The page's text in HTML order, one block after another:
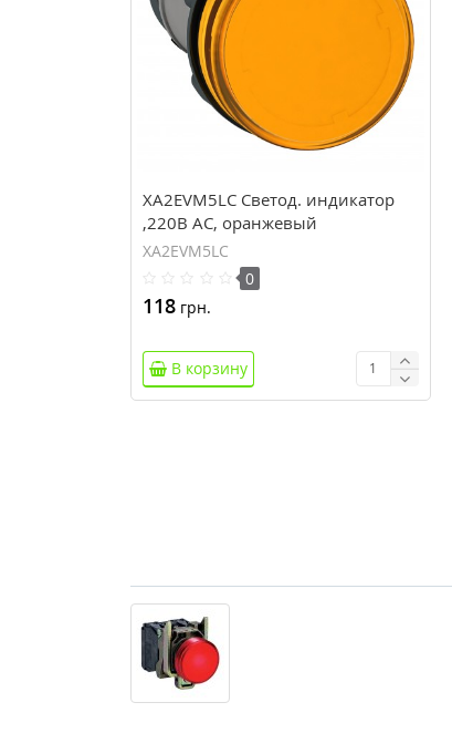
XA2EVM5LC Светод. индикатор
,220В AC, оранжевый
XA2EVM5LC
0
118грн.
В корзину